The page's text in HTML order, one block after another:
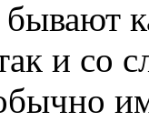
и со